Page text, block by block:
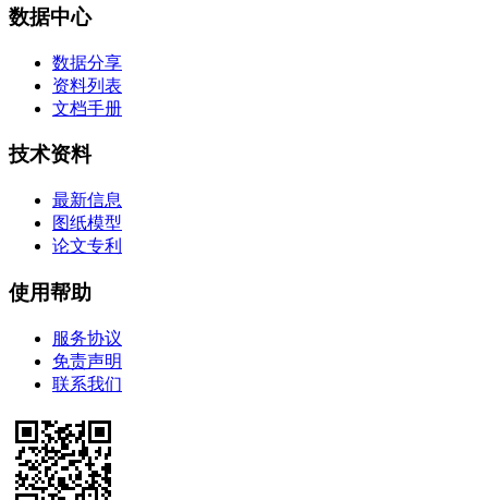
数据中心
数据分享
资料列表
文档手册
技术资料
最新信息
图纸模型
论文专利
使用帮助
服务协议
免责声明
联系我们